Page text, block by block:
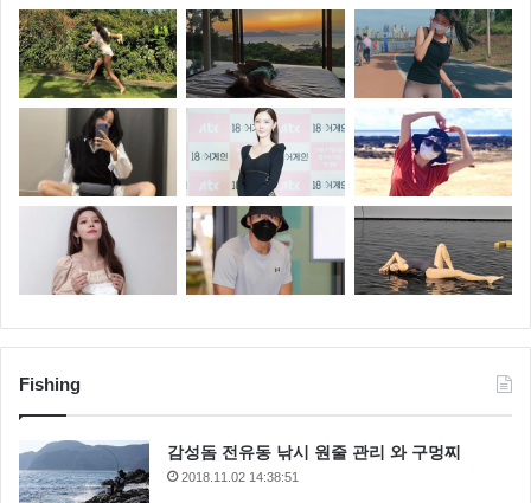
Fishing
감성돔 전유동 낚시 원줄 관리 와 구멍찌
2018.11.02 14:38:51